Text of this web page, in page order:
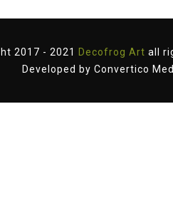
2017 - 2021 Decofrog Art all
Developed by Convertico